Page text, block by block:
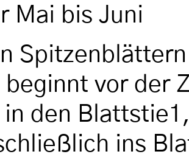
Mai bis Juni
beginnt vor der
den
ins